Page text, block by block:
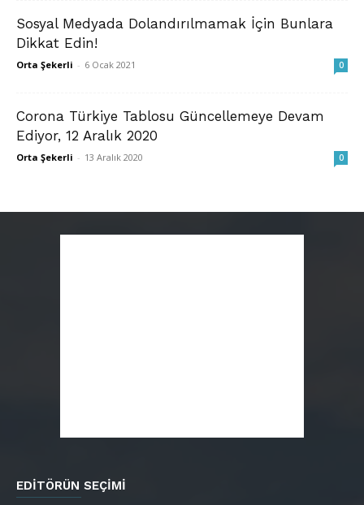
Sosyal Medyada Dolandırılmamak İçin Bunlara
Dikkat Edin!
Orta Şekerli - 6 Ocak 2021 0
Corona Türkiye Tablosu Güncellemeye Devam
Ediyor, 12 Aralık 2020
Orta Şekerli - 13 Aralık 2020 0
EDITÖRÜN SEÇIMI